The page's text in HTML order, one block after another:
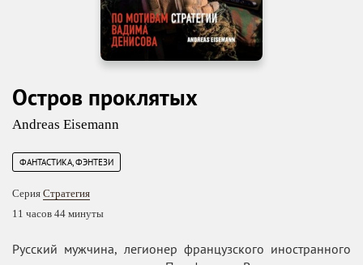
Остров проклятых
Andreas Eisemann
ФАНТАСТИКА, ФЭНТЕЗИ
Серия Стратегия
11 часов 44 минуты
Русский мужчина, легионер французского иностранного